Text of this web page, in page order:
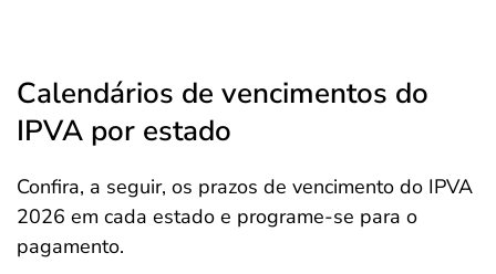
Calendários de vencimentos do
IPVA por estado
Confira, a seguir, os prazos de vencimento do IPVA
2026 em cada estado e programe-se para o
pagamento.